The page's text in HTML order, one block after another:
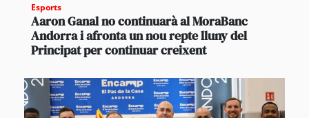
Esports
Aaron Ganal no continuarà al MoraBanc
Andorra i afronta un nou repte lluny del
Principat per continuar creixent